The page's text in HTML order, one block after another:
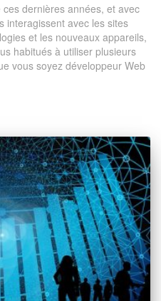
dernières années, et avec
interagissent avec les sites
et les nouveaux appareils,
habitués à utiliser plusieurs
vous soyez développeur Web